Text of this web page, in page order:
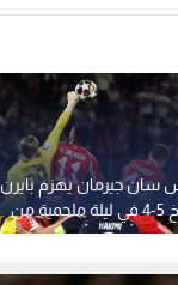
سان جيرمان يهزم بايرن
ميونخ 5-4 في ليلة ملحمية من
دوري أبطال أوروبا